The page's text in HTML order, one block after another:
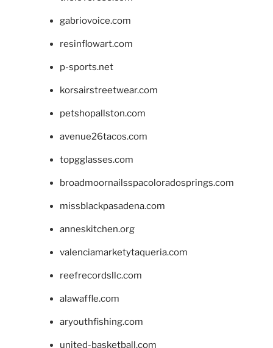
gabriovoice.com
resinflowart.com
p-sports.net
korsairstreetwear.com
petshopallston.com
avenue26tacos.com
topgglasses.com
broadmoornailsspacoloradosprings.com
missblackpasadena.com
anneskitchen.org
valenciamarketytaqueria.com
reefrecordsllc.com
alawaffle.com
aryouthfishing.com
united-basketball.com